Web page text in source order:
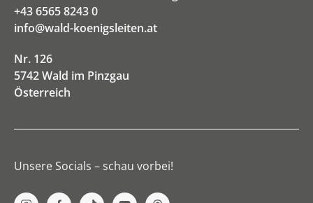
+43 6565 8243 0
info@wald-koenigsleiten.at
Nr. 126
5742 Wald im Pinzgau
Österreich
Unsere Socials – schau vorbei!